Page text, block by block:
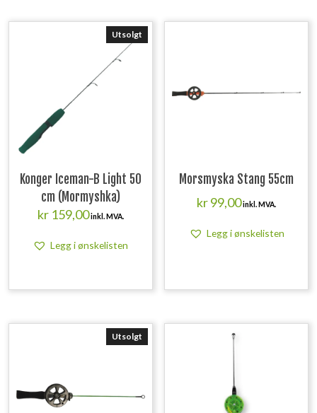
Utsolgt
Konger Iceman-B Light 50
cm (Mormyshka)
kr159,00inkl. MVA.
Legg i ønskelisten
Morsmyska Stang 55cm
kr99,00inkl. MVA.
Legg i ønskelisten
Utsolgt